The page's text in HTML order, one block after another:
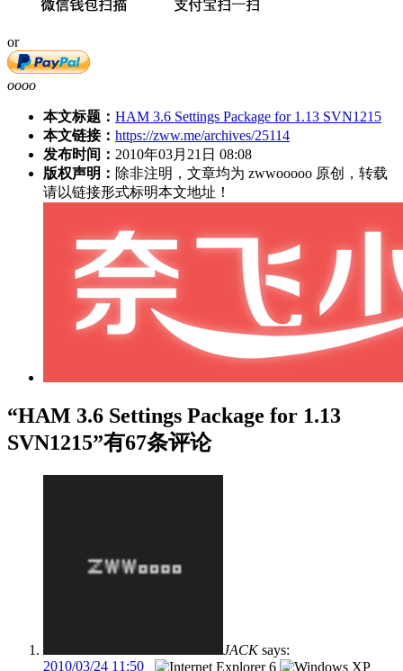
or
oooo
本文标题： HAM 3.6 Settings Package for 1.13 SVN1215
本文链接： https://zww.me/archives/25114
发布时间： 2010年03月21日 08:08
版权声明： 除非注明，文章均为 zwwooooo 原创，转载
请以链接形式标明本文地址！
“HAM 3.6 Settings Package for 1.13
SVN1215”有67条评论
JACK says:
2010/03/24 11:50